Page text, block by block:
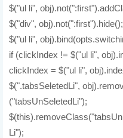
$("ul li",
$("div", obj).not(":first").hide();
$("ul li",
if (clickIndex != $("ul li",
clickIndex = $("ul li",
$(".tabsSeletedLi",
("tabsUnSeletedLi");
Li");